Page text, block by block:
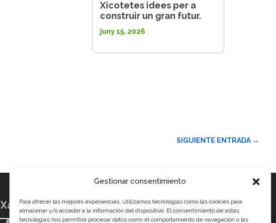
Gestionar consentimiento
Para ofrecer las mejores experiencias, utilizamos tecnologías como las cookies para
almacenar y/o acceder a la información del dispositivo. El consentimiento de estas
tecnologías nos permitirá procesar datos como el comportamiento de navegación o las
Xicotetes idees per a
construir un gran futur.
juny 15, 2026
SIGUIENTE ENTRADA →
Xarxes socials